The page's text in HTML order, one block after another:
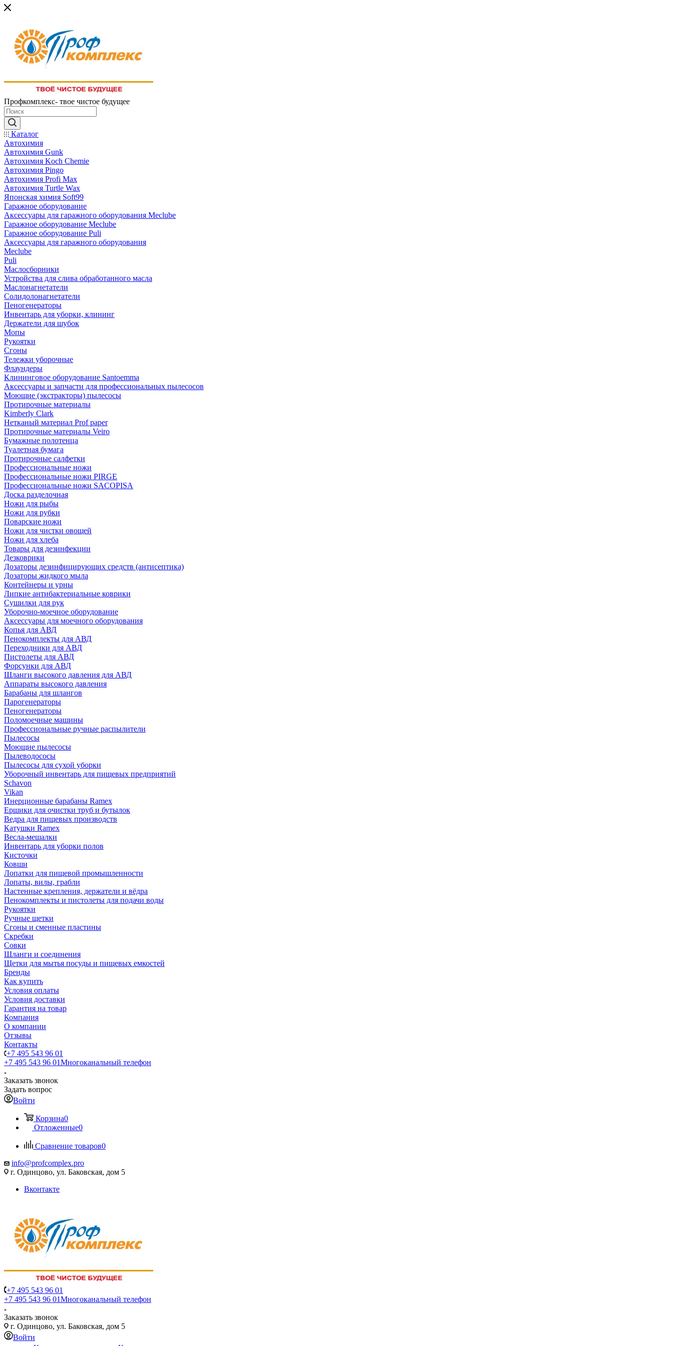
Профкомплекс- твое чистое будущее
Каталог
Автохимия
Автохимия Gunk
Автохимия Koch Chemie
Автохимия Pingo
Автохимия Profi Max
Автохимия Turtle Wax
Японская химия Soft99
Гаражное оборудование
Аксессуары для гаражного оборудования Meclube
Гаражное оборудование Meclube
Гаражное оборудование Puli
Аксессуары для гаражного оборудования
Meclube
Puli
Маслосборники
Устройства для слива обработанного масла
Маслонагнетатели
Солидолонагнетатели
Пеногенераторы
Инвентарь для уборки, клининг
Держатели для шубок
Мопы
Рукоятки
Сгоны
Тележки уборочные
Флаундеры
Клининговое оборудование Santoemma
Аксессуары и запчасти для профессиональных пылесосов
Моющие (экстракторы) пылесосы
Протирочные материалы
Kimberly Clark
Нетканый материал Prof paper
Протирочные материалы Veiro
Бумажные полотенца
Туалетная бумага
Протирочные салфетки
Профессиональные ножи
Профессиональные ножи PIRGE
Профессиональные ножи SACOPISA
Доска разделочная
Ножи для рыбы
Ножи для рубки
Поварские ножи
Ножи для чистки овощей
Ножи для хлеба
Товары для дезинфекции
Дезковрики
Дозаторы дезинфицирующих средств (антисептика)
Дозаторы жидкого мыла
Контейнеры и урны
Липкие антибактериальные коврики
Сушилки для рук
Уборочно-моечное оборудование
Аксессуары для моечного оборудования
Копья для АВД
Пенокомплекты для АВД
Переходники для АВД
Пистолеты для АВД
Форсунки для АВД
Шланги высокого давления для АВД
Аппараты высокого давления
Барабаны для шлангов
Парогенераторы
Пеногенераторы
Поломоечные машины
Профессиональные ручные распылители
Пылесосы
Моющие пылесосы
Пылеводососы
Пылесосы для сухой уборки
Уборочный инвентарь для пищевых предприятий
Schavon
Vikan
Инерционные барабаны Ramex
Ершики для очистки труб и бутылок
Ведра для пищевых производств
Катушки Ramex
Весла-мешалки
Инвентарь для уборки полов
Кисточки
Ковши
Лопатки для пищевой промышленности
Лопаты, вилы, грабли
Настенные крепления, держатели и вёдра
Пенокомплекты и пистолеты для подачи воды
Рукоятки
Ручные щетки
Сгоны и сменные пластины
Скребки
Совки
Шланги и соединения
Щетки для мытья посуды и пищевых емкостей
Бренды
Как купить
Условия оплаты
Условия доставки
Гарантия на товар
Компания
О компании
Отзывы
Контакты
+7 495 543 96 01
+7 495 543 96 01Многоканальный телефон
Заказать звонок
Задать вопрос
Войти
Корзина0
Отложенные0
Сравнение товаров0
info@profcomplex.pro
г. Одинцово, ул. Баковская, дом 5
Вконтакте
+7 495 543 96 01
+7 495 543 96 01Многоканальный телефон
Заказать звонок
г. Одинцово, ул. Баковская, дом 5
Войти